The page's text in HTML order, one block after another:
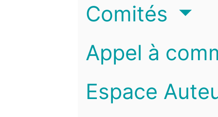
Comités
Appel à
Espace